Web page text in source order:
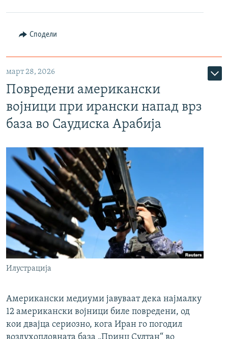
Сподели
март 28, 2026
Повредени американски
војници при ирански напад врз
база во Саудиска Арабија
Илустрација
Американски медиуми јавуваат дека најмалку
12 американски војници биле повредени, од
кои двајца сериозно, кога Иран го погодил